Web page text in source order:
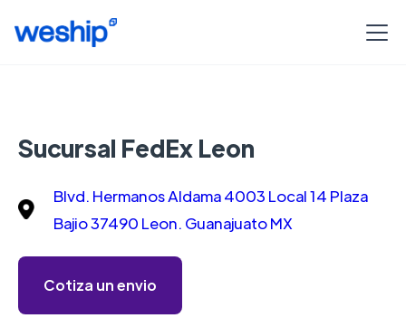
Sucursal FedEx Leon
Blvd. Hermanos Aldama 4003 Local 14 Plaza
Bajio 37490 Leon. Guanajuato MX
Cotiza un envio